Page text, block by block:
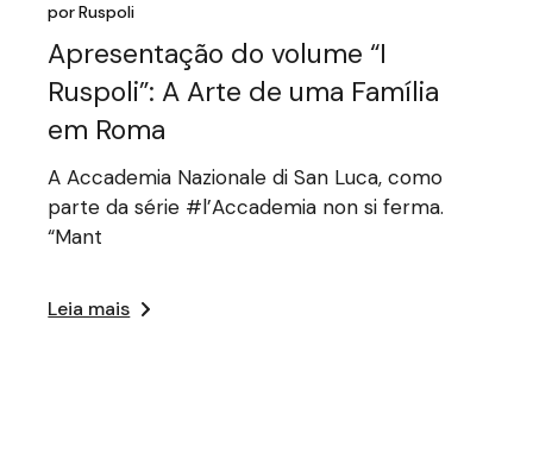
porRuspoli
Apresentação do volume “I
Ruspoli”: A Arte de uma Família
em Roma
A Accademia Nazionale di San Luca, como
parte da série #l’Accademia non si ferma.
“Mant
Leia mais